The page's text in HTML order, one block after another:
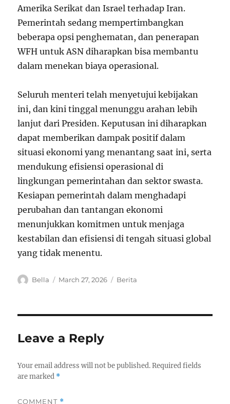
Amerika Serikat dan Israel terhadap Iran.
Pemerintah sedang mempertimbangkan
beberapa opsi penghematan, dan penerapan
WFH untuk ASN diharapkan bisa membantu
dalam menekan biaya operasional.
Seluruh menteri telah menyetujui kebijakan
ini, dan kini tinggal menunggu arahan lebih
lanjut dari Presiden. Keputusan ini diharapkan
dapat memberikan dampak positif dalam
situasi ekonomi yang menantang saat ini, serta
mendukung efisiensi operasional di
lingkungan pemerintahan dan sektor swasta.
Kesiapan pemerintah dalam menghadapi
perubahan dan tantangan ekonomi
menunjukkan komitmen untuk menjaga
kestabilan dan efisiensi di tengah situasi global
yang tidak menentu.
A
Bella
P
o
March 27, 2026
C
e
Berita
Leave a Reply
Your email address will not be published. Required fields
are marked *
COMMENT *